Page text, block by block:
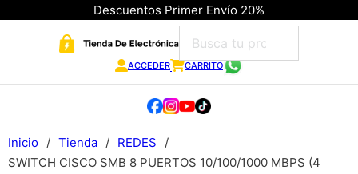
Descuentos Primer Envío 20%
ACCEDER CARRITO
Inicio / Tienda / REDES
/
SWITCH CISCO SMB 8 PUERTOS 10/100/1000 MBPS (4